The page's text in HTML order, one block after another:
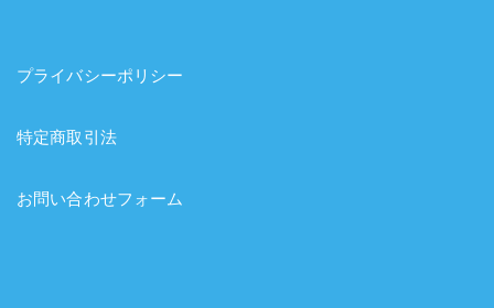
プライバシーポリシー
特定商取引法
お問い合わせフォーム